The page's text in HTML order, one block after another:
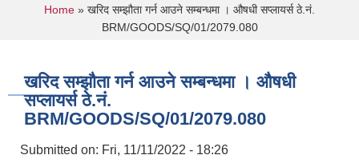
You are here
Home » खरिद सम्झौता गर्न आउने सम्बन्धमा । औषधी सप्लायर्स ठे.नं.
BRM/GOODS/SQ/01/2079.080
खरिद सम्झौता गर्न आउने सम्बन्धमा । औषधी
सप्लायर्स ठे.नं.
BRM/GOODS/SQ/01/2079.080
Submitted on: Fri, 11/11/2022 - 18:26